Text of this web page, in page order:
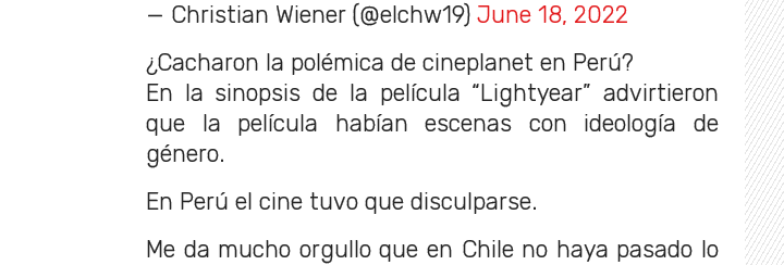
— Christian Wiener (@elchw19) June 18, 2022
¿Cacharon la polémica de cineplanet en Perú?
En la sinopsis de la película “Lightyear” advirtieron
que la película habían escenas con ideología de
género.
En Perú el cine tuvo que disculparse.
Me da mucho orgullo que en Chile no haya pasado lo